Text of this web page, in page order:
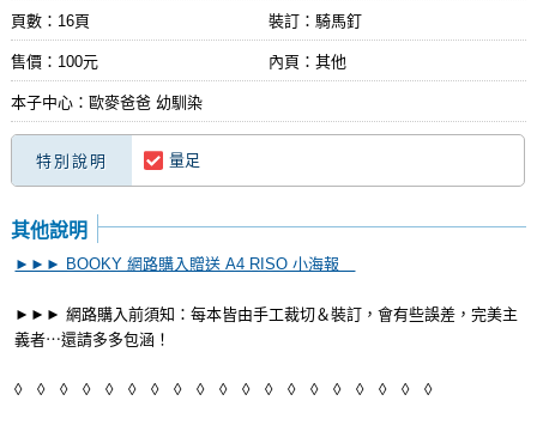
頁數：16頁 裝訂：騎馬釘
售價：100元 內頁：其他
本子中心：歐麥爸爸 幼馴染
特別說明 量足
其他說明
►►► BOOKY 網路購入贈送 A4 RISO 小海報
►►► 網路購入前須知：每本皆由手工裁切＆裝訂，會有些誤差，完美主
義者⋯還請多多包涵！
◊ ◊ ◊ ◊ ◊ ◊ ◊ ◊ ◊ ◊ ◊ ◊ ◊ ◊ ◊ ◊ ◊ ◊ ◊